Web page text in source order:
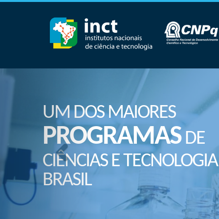
UM DOS MAIORES
PROGRAMASDE
CIÊNCIAS E
BRASIL